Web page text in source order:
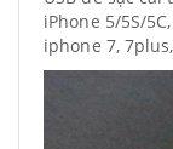
iPhone 5/5S/
iphone 7,